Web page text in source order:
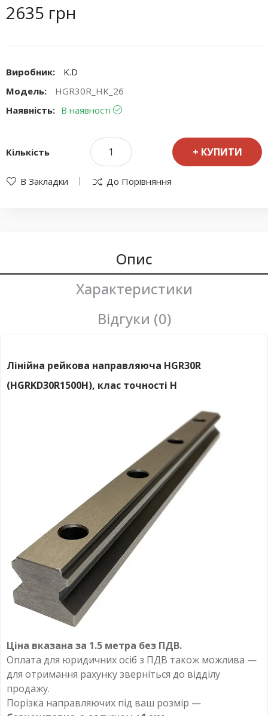
2635 грн
Виробник:
K.D
Модель:
HGR30R_HK_26
Наявність: В наявності
Кількість КУПИТИ
В Закладки До Порівняння
Опис
Характеристики
Відгуки (0)
Лінійна рейкова направляюча HGR30R
(HGRKD30R1500H), клас точності H
Ціна вказана за 1.5 метра без ПДВ.
Оплата для юридичних осіб з ПДВ також можлива —
для отримання рахунку зверніться до відділу
продажу.
Порізка направляючих під ваш розмір —